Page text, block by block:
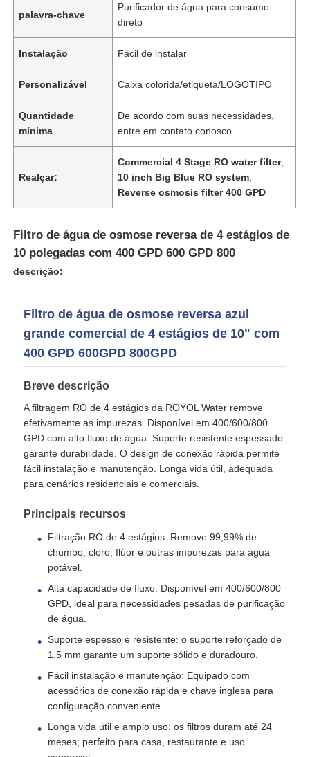
Casa
Vídeos
Quem Somos
Fábrica
Controle de Qualidade
Fale Conosco
notícias
Sistemas de Osmose Reversa
Amaciador de água
palavra-chave
Purificador de água para consumo
direto
Instalação Fácil de instalar
Personalizável Caixa colorida/etiqueta/LOGOTIPO
Quantidade
mínima
De acordo com suas necessidades,
entre em contato conosco.
Realçar:
Commercial 4 Stage RO water filter,
10 inch Big Blue RO system
Reverse osmosis filter 400 GPD
Filtro de água de osmose reversa de 4 estágios de
10 polegadas com 400 GPD 600 GPD 800
descrição:
Filtro de água de osmose reversa azul
grande comercial de 4 estágios de 10" com
400 GPD 600GPD 800GPD
Breve descrição
A filtragem RO de 4 estágios da ROYOL Water remove
efetivamente as impurezas. Disponível em 400/600/800
GPD com alto fluxo de água. Suporte resistente espessado
garante durabilidade. O design de conexão rápida permite
fácil instalação e manutenção. Longa vida útil, adequada
para cenários residenciais e comerciais.
Principais recursos
Filtração RO de 4 estágios: Remove 99,99% de
chumbo, cloro, flúor e outras impurezas para água
potável.
Alta capacidade de fluxo: Disponível em 400/600/800
GPD, ideal para necessidades pesadas de purificação
de água.
Suporte espesso e resistente: o suporte reforçado de
1,5 mm garante um suporte sólido e duradouro.
Fácil instalação e manutenção: Equipado com
acessórios de conexão rápida e chave inglesa para
configuração conveniente.
Longa vida útil e amplo uso: os filtros duram até 24
meses; perfeito para casa, restaurante e uso